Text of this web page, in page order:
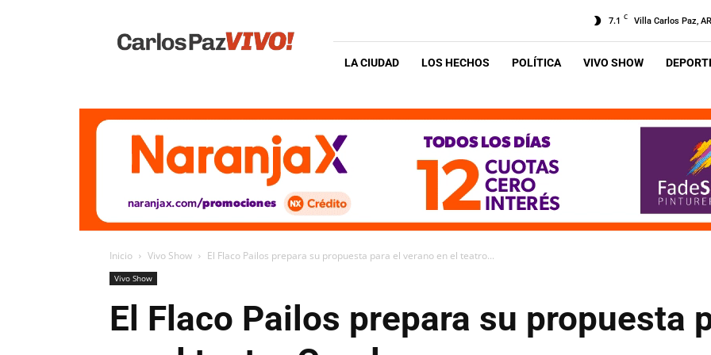
Vivo
7.1 C Villa Carlos Paz, AR
LA CIUDAD LOS HECHOS POLÍTICA VIVO SHOW
Inicio Vivo Show El Flaco Pailos prepara su propuesta para el verano en el teatro...
Vivo Show
El Flaco Pailos prepara su propuesta